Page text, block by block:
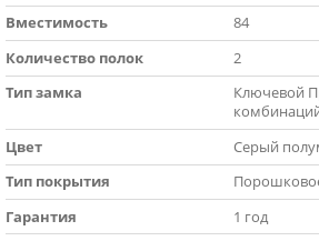
Вместимость
84
Количество полок
2
Тип замка
Ключевой
Цвет
Серый
Тип покрытия
Гарантия
1 год